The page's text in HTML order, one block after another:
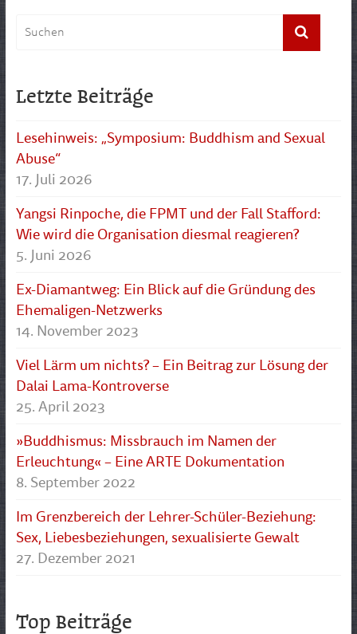
Letzte Beiträge
Lesehinweis: „Symposium: Buddhism and Sexual
Abuse“
17. Juli 2026
Yangsi Rinpoche, die FPMT und der Fall Stafford:
Wie wird die Organisation diesmal reagieren?
5. Juni 2026
Ex-Diamantweg: Ein Blick auf die Gründung des
Ehemaligen-Netzwerks
14. November 2023
Viel Lärm um nichts? – Ein Beitrag zur Lösung der
Dalai Lama-Kontroverse
25. April 2023
»Buddhismus: Missbrauch im Namen der
Erleuchtung« – Eine ARTE Dokumentation
8. September 2022
Im Grenzbereich der Lehrer-Schüler-Beziehung:
Sex, Liebesbeziehungen, sexualisierte Gewalt
27. Dezember 2021
Top Beiträge